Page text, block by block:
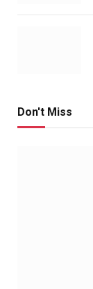
Don't Miss